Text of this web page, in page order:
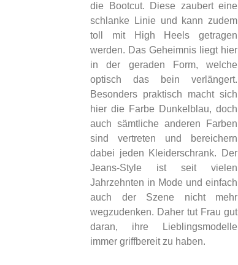
die Bootcut. Diese zaubert eine
schlanke Linie und kann zudem
toll mit High Heels getragen
werden. Das Geheimnis liegt hier
in der geraden Form, welche
optisch das bein verlängert.
Besonders praktisch macht sich
hier die Farbe Dunkelblau, doch
auch sämtliche anderen Farben
sind vertreten und bereichern
dabei jeden Kleiderschrank. Der
Jeans-Style ist seit vielen
Jahrzehnten in Mode und einfach
auch der Szene nicht mehr
wegzudenken. Daher tut Frau gut
daran, ihre Lieblingsmodelle
immer griffbereit zu haben.